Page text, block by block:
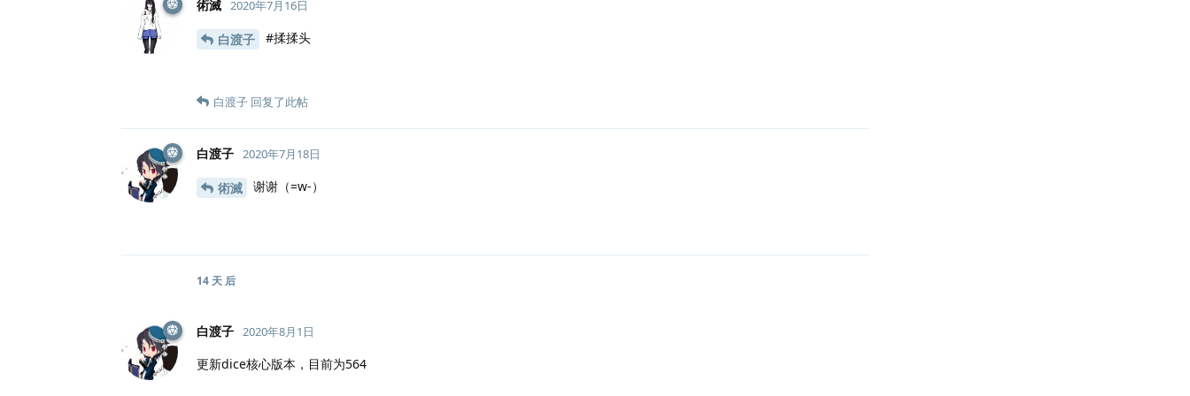
術滅 2020年7月16日
白渡子 #揉揉头
白渡子 回复了此帖
白渡子 2020年7月18日
術滅 谢谢（=w-）
14 天 后
白渡子 2020年8月1日
更新dice核心版本，目前为564